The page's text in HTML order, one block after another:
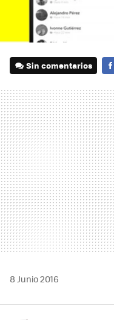
Sin comentarios
8 Junio 2016